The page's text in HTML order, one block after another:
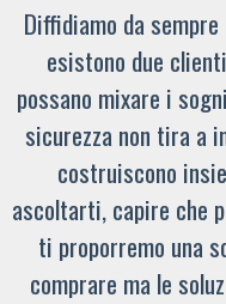
Diffidiamo da
esistono due
possano mixare i
sicurezza non tira a
costruiscono
ascoltarti, capire che
ti proporremo una
comprare ma le